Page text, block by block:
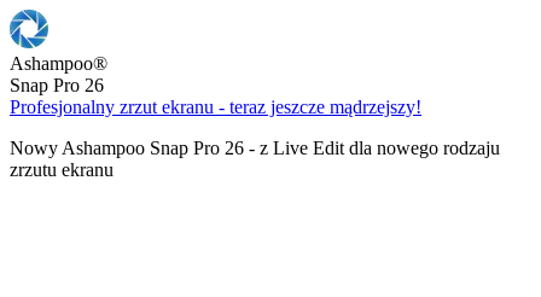
Ashampoo®
Snap Pro 26
Profesjonalny zrzut ekranu - teraz jeszcze mądrzejszy!
Nowy Ashampoo Snap Pro 26 - z Live Edit dla nowego rodzaju
zrzutu ekranu